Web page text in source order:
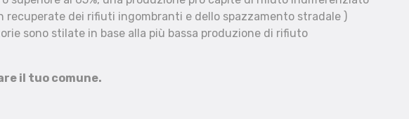
recuperate dei rifiuti ingombranti e dello spazzamento stradale )
sono stilate in base alla più bassa produzione di rifiuto
il tuo comune.